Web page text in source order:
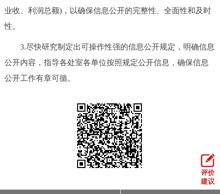
业收、利润总额)，以确保信息公开的完整性、全面性和及时
性。
3.尽快研究制定出可操作性强的信息公开规定，明确信息
公开内容，指导各处室各单位按照规定公开信息，确保信息
公开工作有章可循。
评价
建议